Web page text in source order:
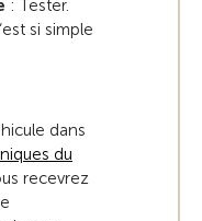
: Tester.
si simple
dans
du
recevrez